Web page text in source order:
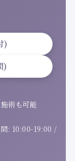
)
)
術も可能
: 10:00-19:00 /